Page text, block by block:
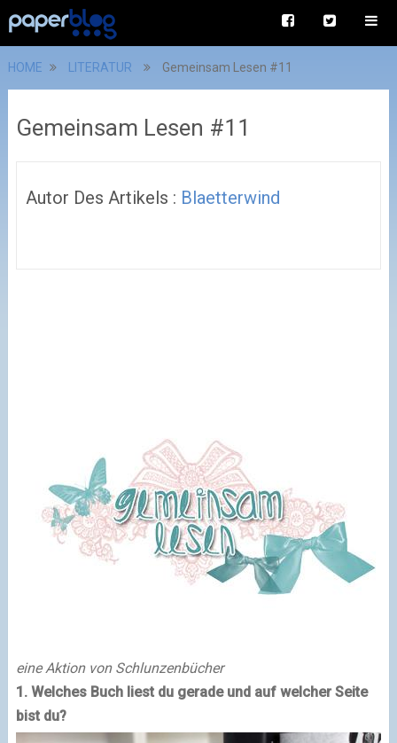
HOME LITERATUR Gemeinsam Lesen #11
Gemeinsam Lesen #11
Autor Des Artikels : Blaetterwind
eine Aktion von Schlunzenbücher
1. Welches Buch liest du gerade und auf welcher Seite
bist du?